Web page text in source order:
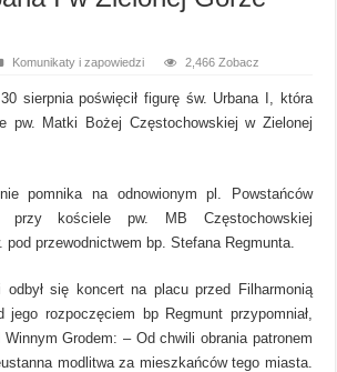
Komunikaty i zapowiedzi 2,466 Zobacz
sierpnia poświęcił figurę św. Urbana I, która
pw. Matki Bożej Częstochowskiej w Zielonej
pomnika na odnowionym pl. Powstańców
przy kościele pw. MB Częstochowskiej
pod przewodnictwem bp. Stefana Regmunta.
się koncert na placu przed Filharmonią
jego rozpoczęciem bp Regmunt przypomniał,
Grodem: – Od chwili obrania patronem
modlitwa za mieszkańców tego miasta.